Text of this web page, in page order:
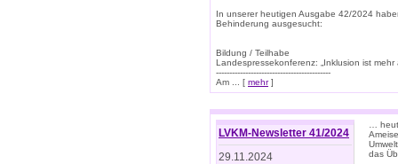
In unserer heutigen Ausgabe 42/2024
Behinderung ausgesucht:
Bildung / Teilhabe
Landespressekonferenz: „Inklusion ist mehr
-------------------------------------------
Am ... [ mehr]
LVKM-Newsletter 41/2024
29.11.2024
…
das